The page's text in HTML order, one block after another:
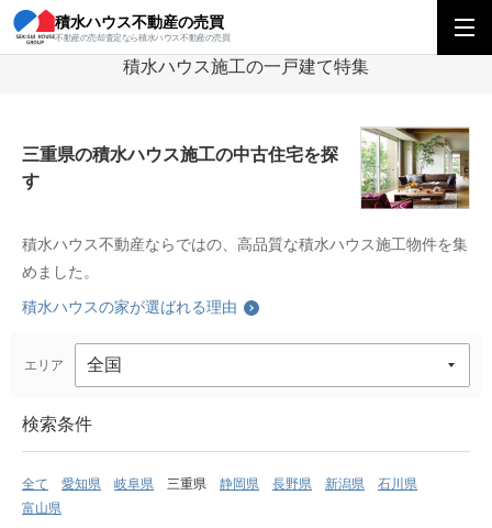
積水ハウス不動産の売買
不動産の売却査定なら積水ハウス不動産の売買
積水ハウス不動産の売買 中部エリア 三重
積水ハウス施工の一戸建て特集
三重県の積水ハウス施工の中古住宅を探
す
積水ハウス不動産ならではの、高品質な積水ハウス施工物件を集
めました。
積水ハウスの家が選ばれる理由
エリア
検索条件
全て 愛知県 岐阜県 三重県 静岡県 長野県 新潟県
石川県
富山県